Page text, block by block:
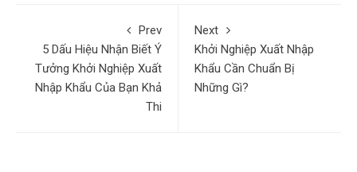
Prev
5 Dấu Hiệu Nhận Biết Ý
Tưởng Khởi Nghiệp Xuất
Nhập Khẩu Của Bạn Khả
Thi
Next
Khởi Nghiệp Xuất Nhập
Khẩu Cần Chuẩn Bị
Những Gì?